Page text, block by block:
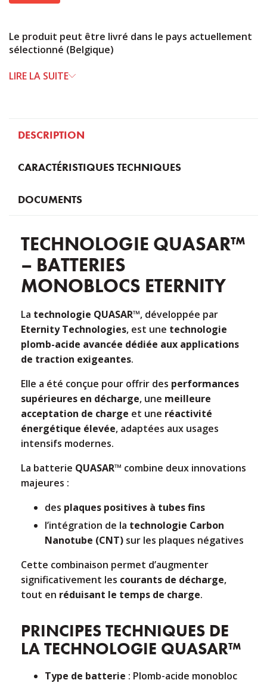
Le produit peut être livré dans le pays actuellement
sélectionné (Belgique)
LIRE LA SUITE
DESCRIPTION
CARACTÉRISTIQUES TECHNIQUES
DOCUMENTS
TECHNOLOGIE QUASAR™
– BATTERIES
MONOBLOCS ETERNITY
La technologie QUASAR™, développée par
Eternity Technologies, est une technologie
plomb-acide avancée dédiée aux applications
de traction exigeantes.
Elle a été conçue pour offrir des performances
supérieures en décharge, une meilleure
acceptation de charge et une réactivité
énergétique élevée, adaptées aux usages
intensifs modernes.
La batterie QUASAR™ combine deux innovations
majeures :
des plaques positives à tubes fins
l’intégration de la technologie Carbon
Nanotube (CNT) sur les plaques négatives
Cette combinaison permet d’augmenter
significativement les courants de décharge,
tout en réduisant le temps de charge.
PRINCIPES TECHNIQUES DE
LA TECHNOLOGIE QUASAR™
Type de batterie : Plomb-acide monobloc